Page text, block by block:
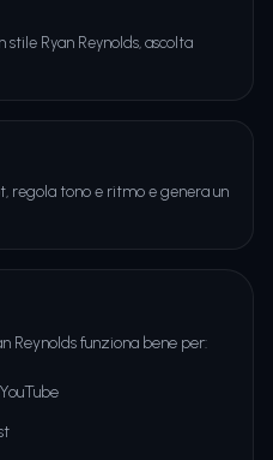
Ryan Reynolds, ascolta
regola tono e ritmo e genera un
Reynolds funziona bene per: